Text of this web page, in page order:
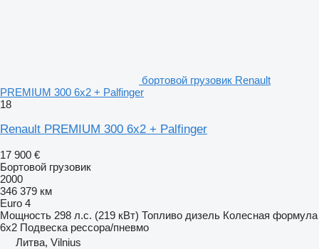
бортовой грузовик Renault
PREMIUM 300 6x2 + Palfinger
18
Renault PREMIUM 300 6x2 + Palfinger
17 900 €
Бортовой грузовик
2000
346 379 км
Euro 4
Мощность 298 л.с. (219 кВт) Топливо дизель Колесная формула
6x2 Подвеска рессора/пневмо
Литва, Vilnius